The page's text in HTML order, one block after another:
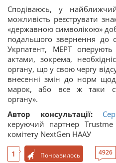
Сподіваюсь, у
можливість реєструвати
«державною символікою»
подальшого звернення до
Укрпатент, МЕРТ
актами, зокрема,
органу, що у свою чергу
внесенні змін до норм
марок, або все ж таки
органу».
Автор консультації:
керуючий партнер
комітету NextGen НААУ
1 Понравилось 4926